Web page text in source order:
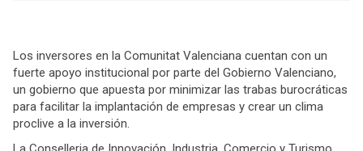
Los inversores en la Comunitat Valenciana cuentan con un
fuerte apoyo institucional por parte del Gobierno Valenciano,
un gobierno que apuesta por minimizar las trabas burocráticas
para facilitar la implantación de empresas y crear un clima
proclive a la inversión.